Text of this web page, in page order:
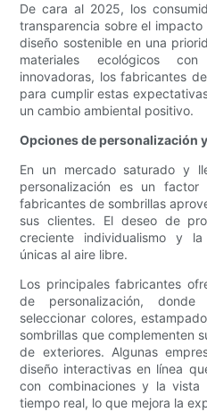
De cara al 2025, los
transparencia sobre el
diseño sostenible en una
materiales ecológicos
innovadoras, los fabricantes
para cumplir estas
un cambio ambiental positivo.
Opciones de personalización
En un mercado saturado y
personalización es un
fabricantes de sombrillas
sus clientes. El deseo de
creciente individualismo y
únicas al aire libre.
Los principales fabricantes
de personalización, donde
seleccionar colores,
sombrillas que complementen
de exteriores. Algunas
diseño interactivas en línea
con combinaciones y la
tiempo real, lo que mejora la